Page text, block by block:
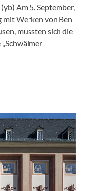
Am 5. September,
mit Werken von Ben
mussten sich die